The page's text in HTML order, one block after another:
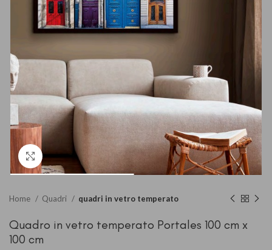
Clicca per ingrandire
Home Quadri quadri in vetro temperato
Quadro in vetro temperato Portales 100 cm x
100 cm